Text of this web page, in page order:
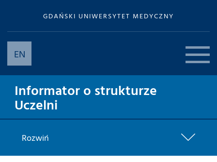
GDAŃSKI UNIWERSYTET MEDYCZNY
EN
Informator o strukturze
Uczelni
Rozwiń